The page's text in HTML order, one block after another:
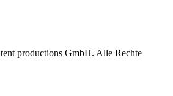
productions GmbH. Alle Rechte